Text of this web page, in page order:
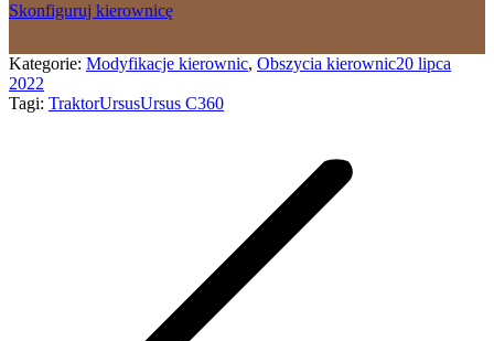
Skonfiguruj kierownicę
Kategorie: Modyfikacje kierownic, Obszycia kierownic20 lipca
2022
Tagi: TraktorUrsusUrsus C360